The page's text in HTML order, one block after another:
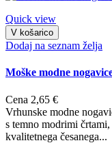
Quick view
V košarico
Dodaj na seznam želja
Moške modne
Cena 2,65 €
Vrhunske modne
s temno modrimi
kvalitetnega česanega...